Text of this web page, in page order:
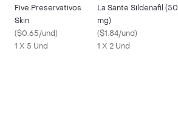
Five Preservativos
Skin
($0.65/und)
1 X 5 Und
La Sante Sildenafil (50
mg)
($1.84/und)
1 X 2 Und